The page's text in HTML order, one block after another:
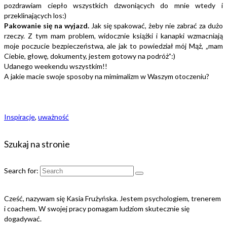
pozdrawiam ciepło wszystkich dzwoniących do mnie wtedy i
przeklinających los:)
Pakowanie się na wyjazd.Jak się spakować, żeby nie zabrać za dużo
rzeczy. Z tym mam problem, widocznie książki i kanapki wzmacniają
moje poczucie bezpieczeństwa, ale jak to powiedział mój Mąż, „mam
Ciebie, głowę, dokumenty, jestem gotowy na podróż”:)
Udanego weekendu wszystkim!!
A jakie macie swoje sposoby na mimimalizm w Waszym otoczeniu?
Inspiracje, uważność
Szukaj na stronie
Search for:
Cześć, nazywam się Kasia Frużyńska. Jestem psychologiem, trenerem
i coachem. W swojej pracy pomagam ludziom skutecznie się
dogadywać.